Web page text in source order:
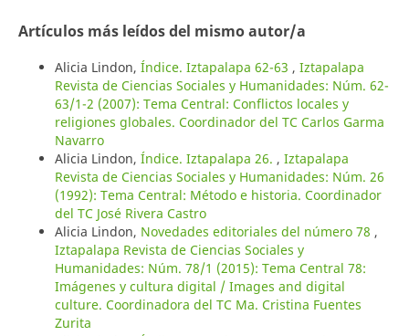
Artículos más leídos del mismo autor/a
Alicia Lindon, Índice. Iztapalapa 62-63 , Iztapalapa
Revista de Ciencias Sociales y Humanidades: Núm. 62-
63/1-2 (2007): Tema Central: Conflictos locales y
religiones globales. Coordinador del TC Carlos Garma
Navarro
Alicia Lindon, Índice. Iztapalapa 26. , Iztapalapa
Revista de Ciencias Sociales y Humanidades: Núm. 26
(1992): Tema Central: Método e historia. Coordinador
del TC José Rivera Castro
Alicia Lindon, Novedades editoriales del número 78 ,
Iztapalapa Revista de Ciencias Sociales y
Humanidades: Núm. 78/1 (2015): Tema Central 78:
Imágenes y cultura digital / Images and digital
culture. Coordinadora del TC Ma. Cristina Fuentes
Zurita